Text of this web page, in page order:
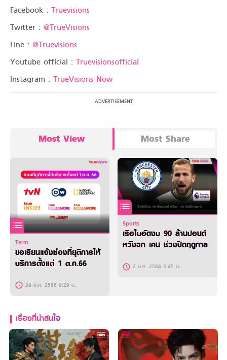
Facebook : Truevisions
Twitter : @TrueVisions
Line : @Truevisions
Youtube official : Truevisionsofficial
Instagram : TrueVisions Now
Most View Most Share
Term
ขอเรียนแจ้งช่องที่ยุติการให้
บริการตั้งแต่ 1 ต.ค.66
29 ส.ค. 2566 9:29 น.
Sports
เรือใบอัดงบ 90 ล้านปอนด์
หวังฉก เคน ช่วงปิดฤดูกาล
2 ม.ค. 2564 3:45 น.
เรื่องที่น่าสนใจ